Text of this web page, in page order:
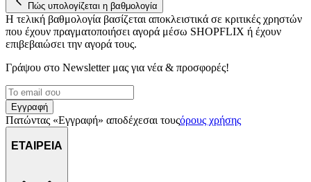
Πώς υπολογίζεται η βαθμολογία
Η τελική βαθμολογία βασίζεται αποκλειστικά σε κριτικές χρηστών
που έχουν πραγματοποιήσει αγορά μέσω SHOPFLIX ή έχουν
επιβεβαιώσει την αγορά τους.
Γράψου στο Νewsletter μας για νέα & προσφορές!
Εγγραφή
Πατώντας «Εγγραφή» αποδέχεσαι τουςόρους χρήσης
ΕΤΑΙΡΕΙΑ